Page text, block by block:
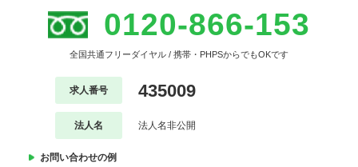
0120-866-153
全国共通フリーダイヤル / 携帯・PHPSからでもOKです
求人番号 435009
法人名 法人名非公開
お問い合わせの例